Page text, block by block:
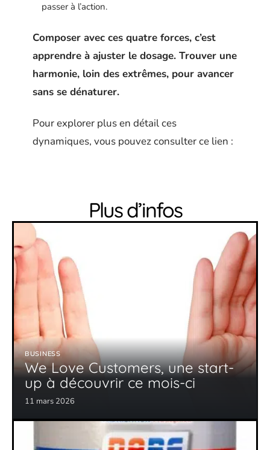
passer à l’action.
Composer avec ces quatre forces, c’est
apprendre à ajuster le dosage. Trouver une
harmonie, loin des extrêmes, pour avancer
sans se dénaturer.
Pour explorer plus en détail ces
dynamiques, vous pouvez consulter ce lien :
Plus d’infos
BUSINESS
We Love Customers, une start-
up à découvrir ce mois-ci
11 mars 2026